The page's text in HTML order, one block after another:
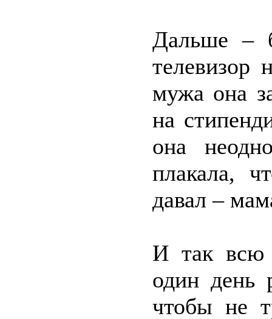
Дальше –
телевизор
мужа она
на
она
плакала,
давал –
И так всю
один день
чтобы не